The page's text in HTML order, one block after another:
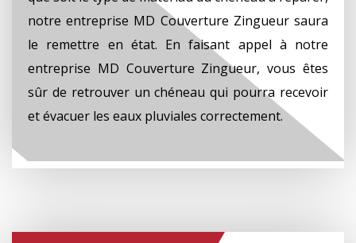
notre entreprise MD Couverture Zingueur saura
le remettre en état. En faisant appel à notre
entreprise MD Couverture Zingueur, vous êtes
sûr de retrouver un chéneau qui pourra recevoir
et évacuer les eaux pluviales correctement.